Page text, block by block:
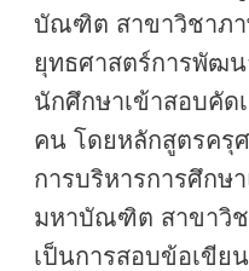
บัณฑิต สาขาวิชาภา
ยุทธศาสตร์การพัฒ
นักศึกษาเข้าสอบคัด
คน โดยหลักสูตรค
การบริหารการศึกษ
มหาบัณฑิต สาขาวิช
เป็นการสอบข้อเขี